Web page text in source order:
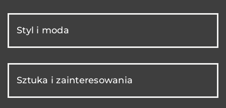
Styl i moda
Sztuka i zainteresowania